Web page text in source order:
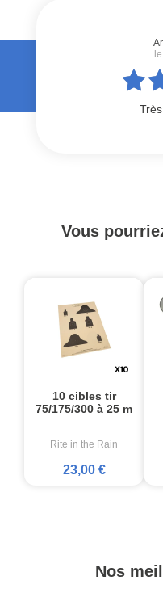
Vous
10 cibles tir
75/175/300 à 25 m
Rite in the Rain
23,00 €
Nos